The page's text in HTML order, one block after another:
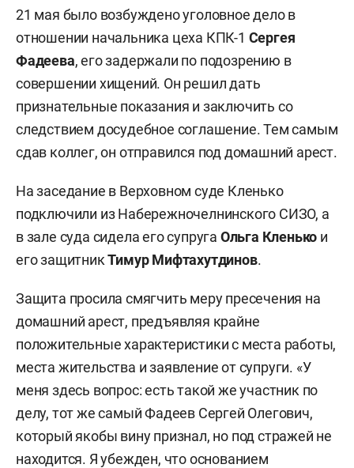
21 мая было возбуждено уголовное дело в
отношении начальника цеха КПК-1 Сергея
Фадеева, его задержали по подозрению в
совершении хищений. Он решил дать
признательные показания и заключить со
следствием досудебное соглашение. Тем самым
сдав коллег, он отправился под домашний арест.
На заседание в Верховном суде Кленько
подключили из Набережночелнинского СИЗО, а
в зале суда сидела его супруга Ольга Кленько и
его защитникТимур Мифтахутдинов.
Защита просила смягчить меру пресечения на
домашний арест, предъявляя крайне
положительные характеристики с места работы,
места жительства и заявление от супруги. «У
меня здесь вопрос: есть такой же участник по
делу, тот же самый Фадеев Сергей Олегович,
который якобы вину признал, но под стражей не
находится. Я убежден, что основанием